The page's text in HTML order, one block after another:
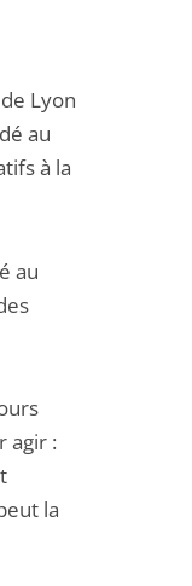
Lyon
au
à la
au
agir :
la